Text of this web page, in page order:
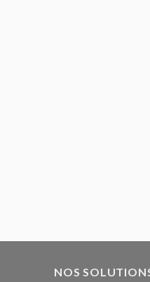
NOS